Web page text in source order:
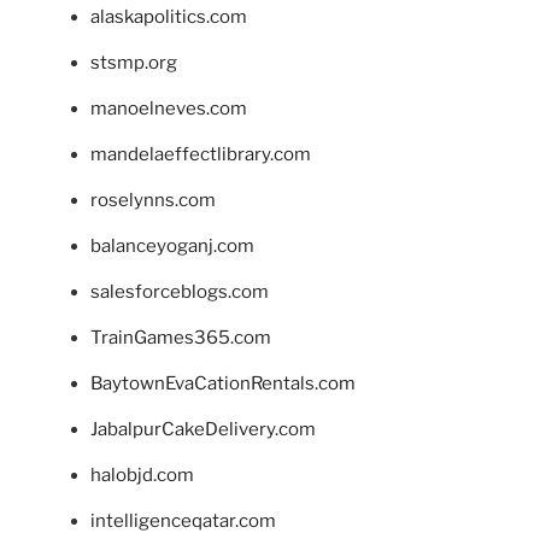
alaskapolitics.com
stsmp.org
manoelneves.com
mandelaeffectlibrary.com
roselynns.com
balanceyoganj.com
salesforceblogs.com
TrainGames365.com
BaytownEvaCationRentals.com
JabalpurCakeDelivery.com
halobjd.com
intelligenceqatar.com